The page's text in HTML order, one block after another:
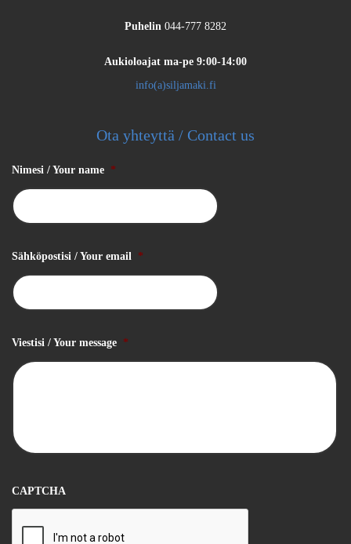
Puhelin 044-777 8282
Aukioloajat ma-pe 9:00-14:00
info(a)siljamaki.fi
Ota yhteyttä / Contact us
Nimesi / Your name *
Sähköpostisi / Your email *
Viestisi / Your message *
CAPTCHA